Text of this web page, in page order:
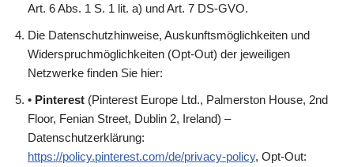
Art. 6 Abs. 1 S. 1 lit. a) und Art. 7 DS-GVO.
Die Datenschutzhinweise, Auskunftsmöglichkeiten und
Widerspruchmöglichkeiten (Opt-Out) der jeweiligen
Netzwerke finden Sie hier:
• Pinterest (Pinterest Europe Ltd., Palmerston House, 2nd
Floor, Fenian Street, Dublin 2, Ireland) –
Datenschutzerklärung:
https://policy.pinterest.com/de/privacy-policy, Opt-Out: